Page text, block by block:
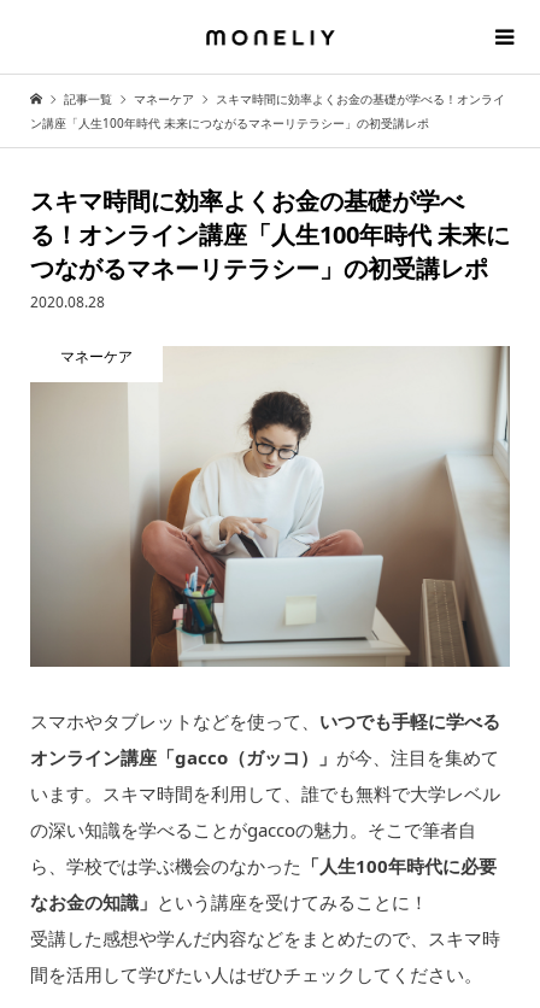
記事一覧 マネーケア
スキマ時間に効率よくお金の基礎が学べる！オンライ
ン講座「人生100年時代 未来につながるマネーリテラシー」の初受講レポ
スキマ時間に効率よくお金の基礎が学べ
る！オンライン講座「人生100年時代 未来に
つながるマネーリテラシー」の初受講レポ
2020.08.28
マネーケア
スマホやタブレットなどを使って、 いつでも手軽に学べる
オンライン講座「gacco（ガッコ）」 が今、注目を集めて
います。スキマ時間を利用して、誰でも無料で大学レベル
の深い知識を学べることがgaccoの魅力。そこで筆者自
ら、学校では学ぶ機会のなかった 「人生100年時代に必要
なお金の知識」 という講座を受けてみることに！
受講した感想や学んだ内容などをまとめたので、スキマ時
間を活用して学びたい人はぜひチェックしてください。